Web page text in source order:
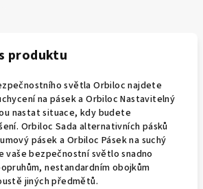
produktu
světla Orbiloc najdete
na pásek a Orbiloc Nastavitelný
nastat situace, kdy budete
Orbiloc Sada alternativních pásků
pásek a Orbiloc Pásek na suchý
vaše bezpečnostní světlo snadno
nestandardním obojkům
jiných předmětů.